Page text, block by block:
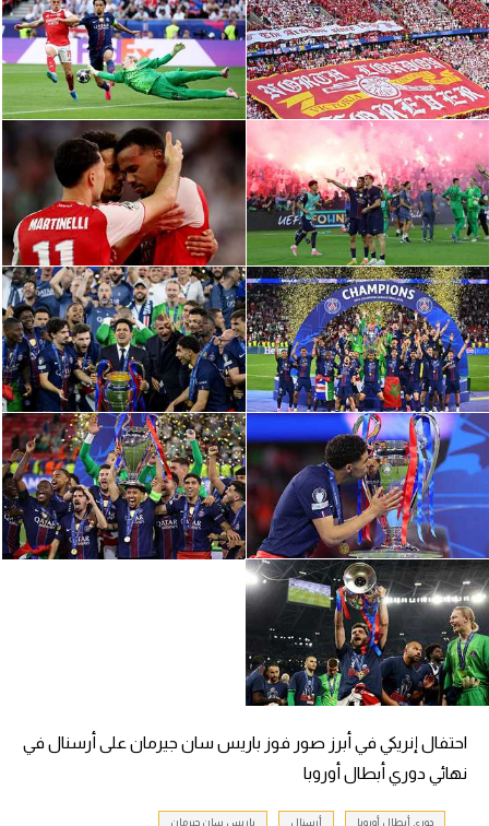
كل البطولات
أقسام
الكرة المصرية
الدوري المصري
الكرة الأوروبية
الكرة الإفريقية
منتخب مصر
سعودي في الجول
الدوري الإنجليزي
الدوري الإسباني
دوري أبطال أوروبا
القسم الثاني
رياضات أخرى
أمم إفريقيا
كرة السلة الأمريكية
كرة يد
احتفال إنريكي في أبرز صور فوز باريس سان جيرمان على أرسنال في
نهائي دوري أبطال أوروبا
دوري أبطال أوروبا أرسنال باريس سان جيرمان